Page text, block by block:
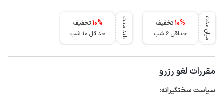
میان مدت 10%
تخفیف
حداقل 6 شب
بلند مدت 10%
تخفیف
حداقل 10 شب
مقررات لغو رزرو
سیاست سختگیرانه: